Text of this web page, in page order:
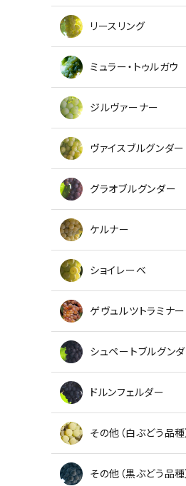
リースリング
ミュラー・トゥルガウ
ジルヴァーナー
ヴァイスブルグンダー
グラオブルグンダー
ケルナー
ショイレーベ
ゲヴュルツトラミナー
シュペートブルグン
ドルンフェルダー
その他（白ぶどう品種
その他（黒ぶどう品種